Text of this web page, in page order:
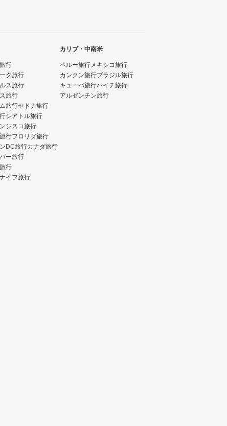
行
ク旅行
ス旅行
旅行
旅行セドナ旅行
シアトル旅行
シスコ旅行
行フロリダ旅行
DC旅行カナダ旅行
ー旅行
行
イフ旅行
カリブ・中南米
ペルー旅行メキシコ旅行
カンクン旅行ブラジル旅行
キューバ旅行ハイチ旅行
アルゼンチン旅行